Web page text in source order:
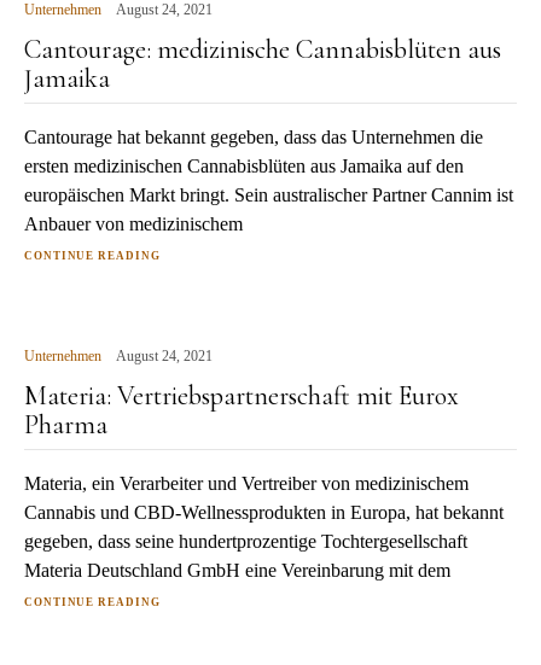
Unternehmen August 24, 2021
Cantourage: medizinische Cannabisblüten aus
Jamaika
Cantourage hat bekannt gegeben, dass das Unternehmen die
ersten medizinischen Cannabisblüten aus Jamaika auf den
europäischen Markt bringt. Sein australischer Partner Cannim ist
Anbauer von medizinischem
CONTINUE READING
Unternehmen August 24, 2021
Materia: Vertriebspartnerschaft mit Eurox
Pharma
Materia, ein Verarbeiter und Vertreiber von medizinischem
Cannabis und CBD-Wellnessprodukten in Europa, hat bekannt
gegeben, dass seine hundertprozentige Tochtergesellschaft
Materia Deutschland GmbH eine Vereinbarung mit dem
CONTINUE READING